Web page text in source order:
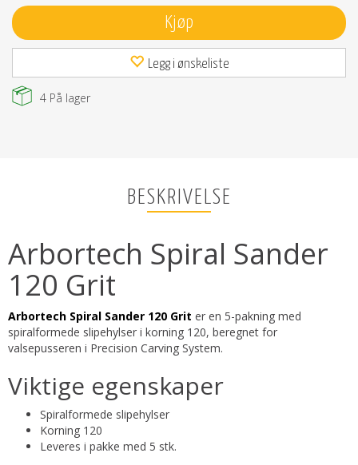
Kjøp
Legg i ønskeliste
4 På lager
BESKRIVELSE
Arbortech Spiral Sander
120 Grit
Arbortech Spiral Sander 120 Grit er en 5-pakning med
spiralformede slipehylser i korning 120, beregnet for
valsepusseren i Precision Carving System.
Viktige egenskaper
Spiralformede slipehylser
Korning 120
Leveres i pakke med 5 stk.